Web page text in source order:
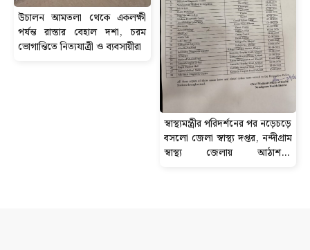
উচালন আমতলা থেকে একলক্ষী
পর্যন্ত রাস্তার বেহাল দশা, চরম
ভোগান্তিতে নিত্যযাত্রী ও ব্যবসায়ীরা
স্বাস্থ্যমন্ত্রীর পরিদর্শনের পর নড়েচড়ে
বসলো জেলা স্বাস্থ্য দপ্তর, নন্দীগ্রাম
স্বাস্থ্য জেলায় আঠাশ-টি